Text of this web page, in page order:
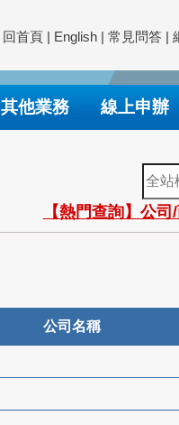
回首頁 | English | 常見問答 |
其他業務 線上申辦
全
站
檢
索
【熱門查詢】公
公司名稱